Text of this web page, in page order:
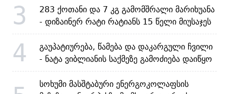
3
283 ქოთანი და 7 კგ გამომშრალი მარიხუანა
- დიზაინერ რატი რატიანს 15 წელი მიუსაჯეს
4
გაუპატიურება, წამება და დაკარგული ჩვილი
- ნატა ვიბლიანის საქმეზე გამოძიება დაიწყო
სოხუმი მასშტაბური ენერგოკოლაფსის